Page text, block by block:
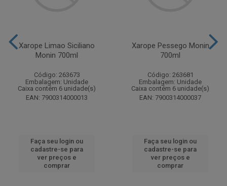
Xarope Limao Siciliano
Monin 700ml
Código: 263673
Embalagem: Unidade
Caixa contém 6 unidade(s)
EAN: 7900314000013
Faça seu login ou
cadastre-se para
ver preços e
comprar
Xarope Pessego Monin
700ml
Código: 263681
Embalagem: Unidade
Caixa contém 6 unidade(s)
EAN: 7900314000037
Faça seu login ou
cadastre-se para
ver preços e
comprar